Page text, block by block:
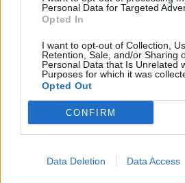
Personal Data for Targeted
Opted In
I want to opt-out of Collection,
Retention, Sale, and/or Sharing
Personal Data that Is Unrelated
Purposes for which it was
Opted Out
CONFIRM
Data Deletion Data Access
on kaksoistaantumassa.
Info
Tietoa meistä
Tietosuojalauseke
Mediatiedot
Jocka